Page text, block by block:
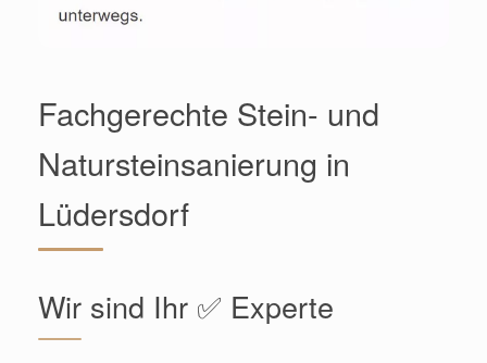
Fachgerechte Stein- und
Natursteinsanierung in
Lüdersdorf
Wir sind Ihr ✅ Experte